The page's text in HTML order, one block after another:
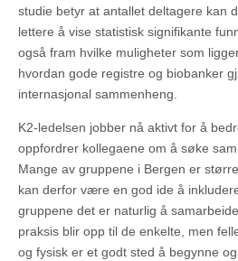
studie betyr at antallet deltagere kan
lettere å vise statistisk signifikante
også fram hvilke muligheter som
hvordan gode registre og biobanker
internasjonal sammenheng.
K2-ledelsen jobber nå aktivt for å
oppfordrer kollegaene om å søke
Mange av gruppene i Bergen er
kan derfor være en god ide å
gruppene det er naturlig å
praksis blir opp til de enkelte, men
og fysisk er et godt sted å begynne